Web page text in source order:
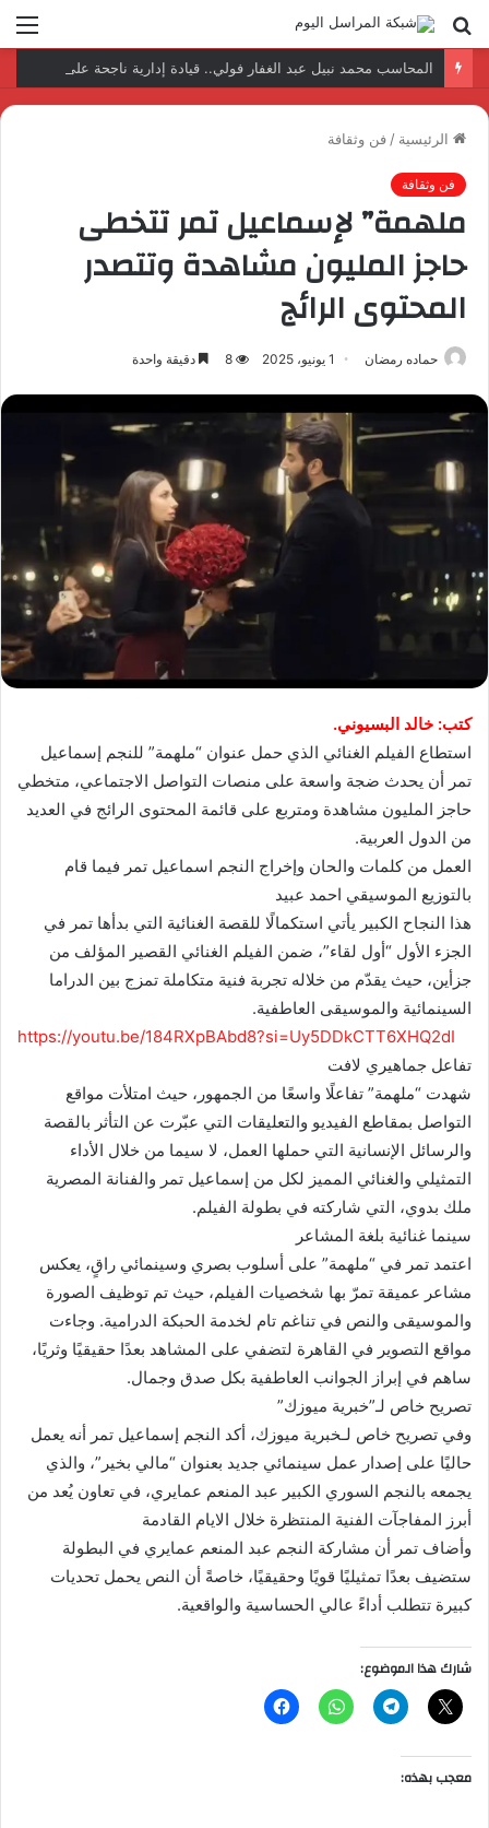
بحث
عن
الرئيسية / فن وثقافة
فن وثقافة
ملهمة” لإسماعيل تمر تتخطى
حاجز المليون مشاهدة وتتصدر
المحتوى الرائج
حماده رمضان 1 يونيو، 2025 8 دقيقة واحدة
كتب: خالد البسيوني.
استطاع الفيلم الغنائي الذي حمل عنوان “ملهمة” للنجم إسماعيل
تمر أن يحدث ضجة واسعة على منصات التواصل الاجتماعي، متخطي
حاجز المليون مشاهدة ومتربع على قائمة المحتوى الرائج في العديد
من الدول العربية.
العمل من كلمات والحان وإخراج النجم اسماعيل تمر فيما قام
بالتوزيع الموسيقي احمد عبيد
هذا النجاح الكبير يأتي استكمالًا للقصة الغنائية التي بدأها تمر في
الجزء الأول “أول لقاء”، ضمن الفيلم الغنائي القصير المؤلف من
جزأين، حيث يقدّم من خلاله تجربة فنية متكاملة تمزج بين الدراما
السينمائية والموسيقى العاطفية.
https://youtu.be/184RXpBAbd8?si=Uy5DDkCTT6XHQ2dI
تفاعل جماهيري لافت
شهدت “ملهمة” تفاعلًا واسعًا من الجمهور، حيث امتلأت مواقع
التواصل بمقاطع الفيديو والتعليقات التي عبّرت عن التأثر بالقصة
والرسائل الإنسانية التي حملها العمل، لا سيما من خلال الأداء
التمثيلي والغنائي المميز لكل من إسماعيل تمر والفنانة المصرية
ملك بدوي، التي شاركته في بطولة الفيلم.
سينما غنائية بلغة المشاعر
اعتمد تمر في “ملهمة” على أسلوب بصري وسينمائي راقٍ، يعكس
مشاعر عميقة تمرّ بها شخصيات الفيلم، حيث تم توظيف الصورة
والموسيقى والنص في تناغم تام لخدمة الحبكة الدرامية. وجاءت
مواقع التصوير في القاهرة لتضفي على المشاهد بعدًا حقيقيًا وثريًا،
ساهم في إبراز الجوانب العاطفية بكل صدق وجمال.
تصريح خاص لـ”خبرية ميوزك”
وفي تصريح خاص لـخبرية ميوزك، أكد النجم إسماعيل تمر أنه يعمل
حاليًا على إصدار عمل سينمائي جديد بعنوان “مالي بخير”، والذي
يجمعه بالنجم السوري الكبير عبد المنعم عمايري، في تعاون يُعد من
أبرز المفاجآت الفنية المنتظرة خلال الايام القادمة
وأضاف تمر أن مشاركة النجم عبد المنعم عمايري في البطولة
ستضيف بعدًا تمثيليًا قويًا وحقيقيًا، خاصةً أن النص يحمل تحديات
كبيرة تتطلب أداءً عالي الحساسية والواقعية.
شارك هذا الموضوع:
معجب بهذه: